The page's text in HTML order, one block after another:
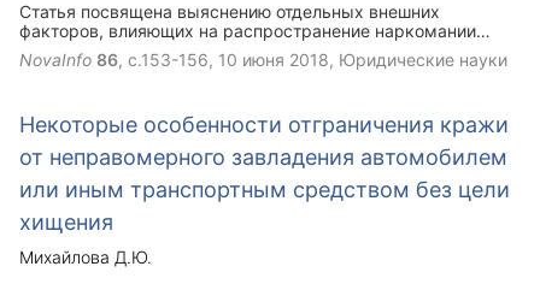
Статья посвящена выяснению отдельных внешних
факторов, влияющих на распространение наркомании
среди осужденных. Рассмотрены основные источники
передачи наркотиков в исправительные учреждения.
NovaInfo 86, с.153-156, 10 июня 2018, Юридические науки
Некоторые особенности отграничения кражи
от неправомерного завладения автомобилем
или иным транспортным средством без цели
хищения
Михайлова Д.Ю.